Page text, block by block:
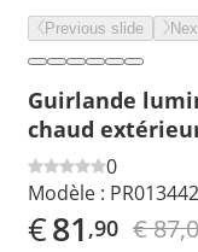
Previous slide
Guirlande
chaud
0
Modèle : PR013442
€81 ,90 €